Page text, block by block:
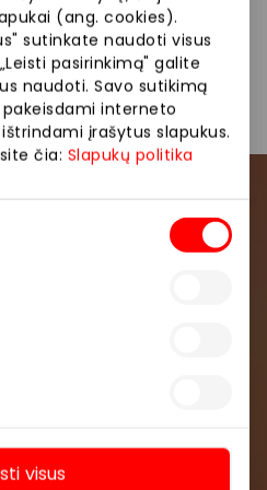
(ang. cookies).
sutinkate naudoti visus
pasirinkimą" galite
naudoti. Savo sutikimą
interneto
įrašytus slapukus.
čia: Slapukų politika
visus
geriausius pasiūlymus,